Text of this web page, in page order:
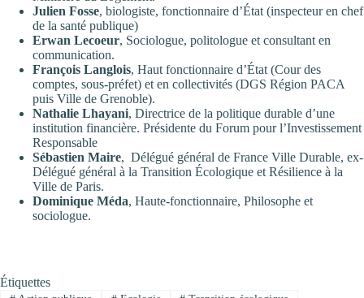
Julien Fosse, biologiste, fonctionnaire d’État (inspecteur en chef
de la santé publique)
Erwan Lecoeur, Sociologue, politologue et consultant en
communication.
François Langlois, Haut fonctionnaire d’État (Cour des
comptes, sous-préfet) et en collectivités (DGS Région PACA
puis Ville de Grenoble).
Nathalie Lhayani, Directrice de la politique durable d’une
institution financière. Présidente du Forum pour l’Investissement
Responsable
Sébastien Maire, Délégué général de France Ville Durable, ex-
Délégué général à la Transition Écologique et Résilience à la
Ville de Paris.
Dominique Méda, Haute-fonctionnaire, Philosophe et
sociologue.
Étiquettes